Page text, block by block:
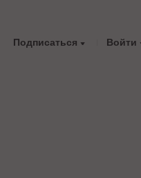
Подписаться Войти